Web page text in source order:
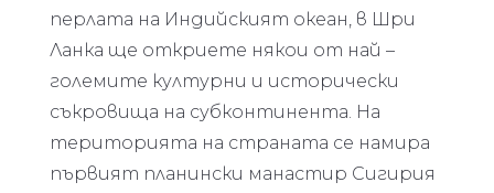
перлата на Индийският океан, в Шри
Ланка ще откриете някои от най –
големите културни и исторически
съкровища на субконтинента. На
територията на страната се намира
първият планински манастир Сигирия